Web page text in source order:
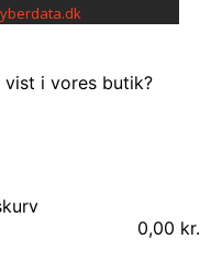
vist i vores butik?
0,00 kr.